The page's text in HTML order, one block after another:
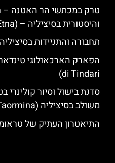
טרק במכתשי הר האטנה –
והיסטורית בסיציליה – (Etna)
תחבורה והתניידות
di Tindari)
סדנת בישול וסיור קולינרי
משולב בסיציליה (Taormina)
התיאטרון העתיק של